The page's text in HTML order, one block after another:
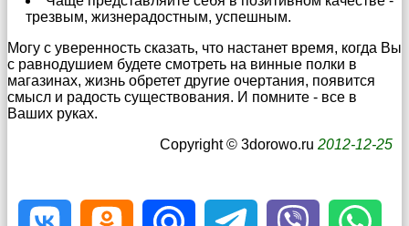
трезвым, жизнерадостным, успешным.
Могу с уверенность сказать, что настанет время, когда Вы
с равнодушием будете смотреть на винные полки в
магазинах, жизнь обретет другие очертания, появится
смысл и радость существования. И помните - все в
Ваших руках.
Copyright © 3dorowo.ru 2012-12-25